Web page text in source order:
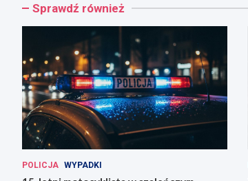
Sprawdź również
POLICJA WYPADKI